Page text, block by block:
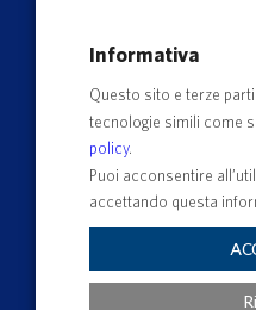
Albo
Informativa
Questo sito e terze
tecnologie simili come
policy.
Puoi acconsentire
accettando questa